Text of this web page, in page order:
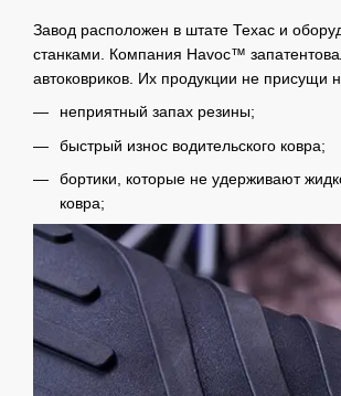
Завод расположен в штате Техас и
станками. Компания Havoc™
автоковриков. Их продукции не присущи
неприятный запах резины;
быстрый износ водительского ковра;
бортики, которые не удерживают
ковра;